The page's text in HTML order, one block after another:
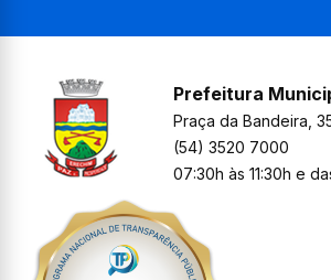
Prefeitura
Praça da Bandeira,
(54) 3520 7000
07:30h às 11:30h e